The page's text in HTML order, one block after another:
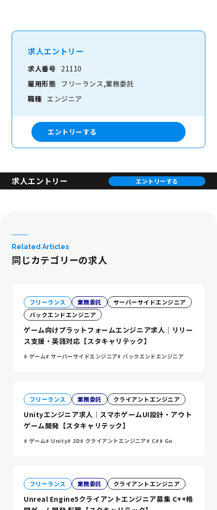
求人エントリー
求人番号
21110
雇用形態
フリーランス,業務委託
職種
エンジニア
エントリーする
求人エントリー エントリーする
Related Articles
同じカテゴリーの求人
フリーランス 業務委託
サーバーサイドエンジニア
バックエンドエンジニア
ゲーム向けプラットフォームエンジニア求人｜リリー
ス支援・英語対応【スタキャリテック】
ゲーム サーバーサイドエンジニア バックエンドエンジニア
フリーランス 業務委託 クライアントエンジニア
Unityエンジニア求人｜スマホゲームUI設計・アウト
ゲーム開発【スタキャリテック】
ゲーム Unity 2D クライアントエンジニア C# Go
フリーランス 業務委託 クライアントエンジニア
Unreal Engine5クライアントエンジニア募集 C++格